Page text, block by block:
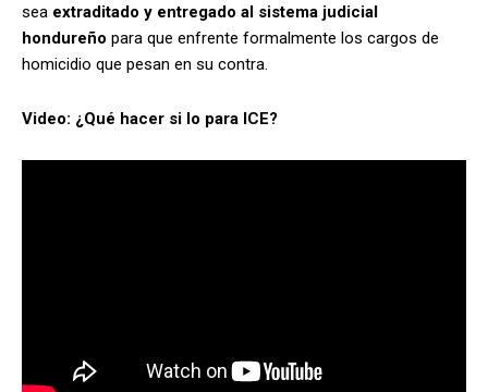
sea extraditado y entregado al sistema judicial
hondureño para que enfrente formalmente los cargos de
homicidio que pesan en su contra.
Video: ¿Qué hacer si lo para ICE?